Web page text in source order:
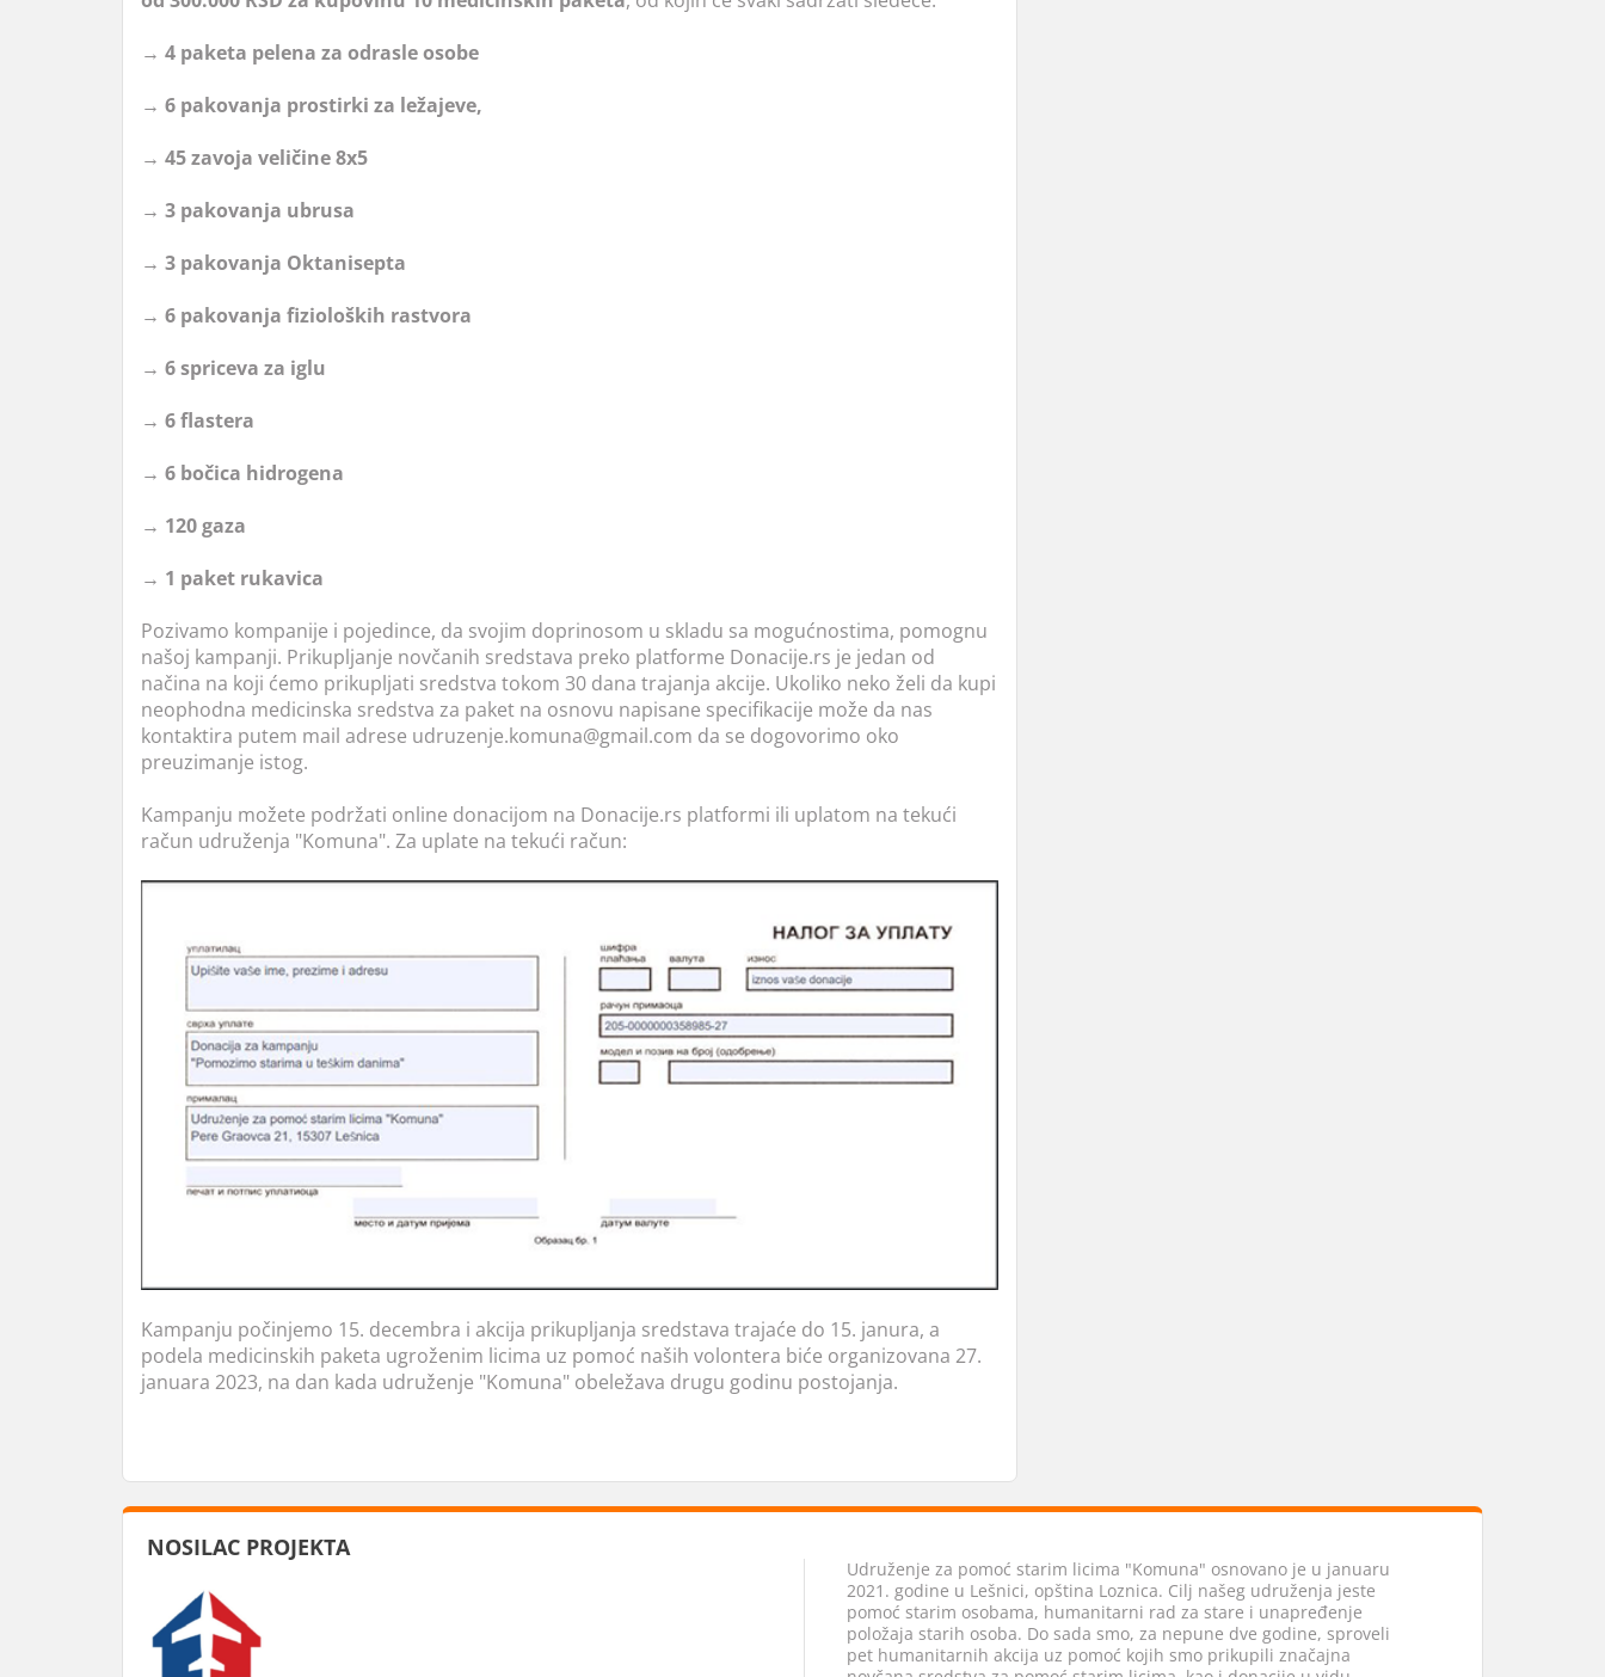
→ 4 paketa pelena za odrasle osobe
→ 6 pakovanja prostirki za ležajeve,
→ 45 zavoja veličine 8x5
→ 3 pakovanja ubrusa
→ 3 pakovanja Oktanisepta
→ 6 pakovanja fizioloških rastvora
→ 6 spriceva za iglu
→ 6 flastera
→ 6 bočica hidrogena
→ 120 gaza
→ 1 paket rukavica
Pozivamo kompanije i pojedince, da svojim doprinosom u skladu sa mogućnostima, pomognu
našoj kampanji. Prikupljanje novčanih sredstava preko platforme Donacije.rs je jedan od
načina na koji ćemo prikupljati sredstva tokom 30 dana trajanja akcije. Ukoliko neko želi da kupi
neophodna medicinska sredstva za paket na osnovu napisane specifikacije može da nas
kontaktira putem mail adrese udruzenje.komuna@gmail.com da se dogovorimo oko
preuzimanje istog.
Kampanju možete podržati online donacijom na Donacije.rs platformi ili uplatom na tekući
račun udruženja "Komuna". Za uplate na tekući račun:
Kampanju počinjemo 15. decembra i akcija prikupljanja sredstava trajaće do 15. janura, a
podela medicinskih paketa ugroženim licima uz pomoć naših volontera biće organizovana 27.
januara 2023, na dan kada udruženje "Komuna" obeležava drugu godinu postojanja.
NOSILAC PROJEKTA
Udruženje za pomoć starim licima "Komuna" osnovano je u januaru
2021. godine u Lešnici, opština Loznica. Cilj našeg udruženja jeste
pomoć starim osobama, humanitarni rad za stare i unapređenje
položaja starih osoba. Do sada smo, za nepune dve godine, sproveli
pet humanitarnih akcija uz pomoć kojih smo prikupili značajna